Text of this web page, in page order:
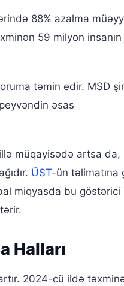
88% azalma
59 milyon insanın
təmin edir. MSD
əsas
müqayisədə artsa da,
ÜST-ün təlimatına
miqyasda bu göstərici
Halları
2024-cü ildə